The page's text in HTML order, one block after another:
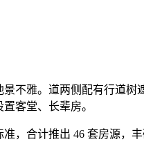
雅。道两侧配有行道树
客堂、长辈房。
合计推出 46 套房源，丰